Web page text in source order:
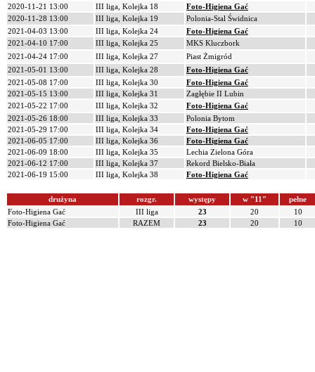
2020-11-21 13:00
III liga, Kolejka 18
Foto-Higiena Gać
2020-11-28 13:00
III liga, Kolejka 19
Polonia-Stal Świdnica
2021-04-03 13:00
III liga, Kolejka 24
Foto-Higiena Gać
2021-04-10 17:00
III liga, Kolejka 25
MKS Kluczbork
2021-04-24 17:00
III liga, Kolejka 27
Piast Żmigród
2021-05-01 13:00
III liga, Kolejka 28
Foto-Higiena Gać
2021-05-08 17:00
III liga, Kolejka 30
Foto-Higiena Gać
2021-05-15 13:00
III liga, Kolejka 31
Zagłębie II Lubin
2021-05-22 17:00
III liga, Kolejka 32
Foto-Higiena Gać
2021-05-26 18:00
III liga, Kolejka 33
Polonia Bytom
2021-05-29 17:00
III liga, Kolejka 34
Foto-Higiena Gać
2021-06-05 17:00
III liga, Kolejka 36
Foto-Higiena Gać
2021-06-09 18:00
III liga, Kolejka 35
Lechia Zielona Góra
2021-06-12 17:00
III liga, Kolejka 37
Rekord Bielsko-Biała
2021-06-19 15:00
III liga, Kolejka 38 Foto-Higiena Gać
drużyna rozgr. występy w "11"
pełne
Foto-Higiena Gać
III liga 23 20
10
Foto-Higiena Gać
RAZEM 23 20 10